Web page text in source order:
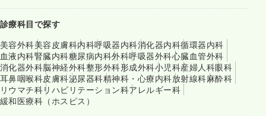
診療科目で探す
美容外科美容皮膚科内科呼吸器内科消化器内科循環器内科
血液内科腎臓内科糖尿病内科外科呼吸器外科心臓血管外科
消化器外科脳神経外科整形外科形成外科小児科産婦人科眼科
耳鼻咽喉科皮膚科泌尿器科精神科・心療内科放射線科麻酔科
リウマチ科リハビリテーション科アレルギー科
緩和医療科（ホスピス）